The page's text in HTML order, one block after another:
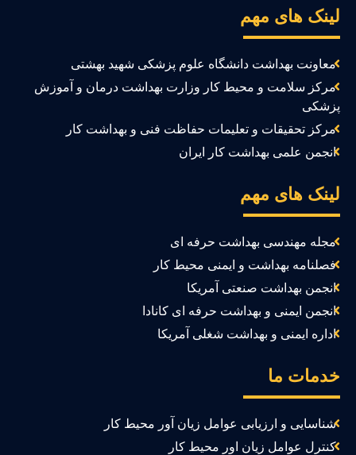
های مهم
معاونت بهداشت دانشگاه علوم پزشکی شهید بهشتی
مرکز سلامت و محیط کار وزارت بهداشت درمان و آموزش
مرکز تحقیقات و تعلیمات حفاظت فنی و بهداشت کار
انجمن علمی بهداشت کار ایران
های مهم
مجله مهندسی بهداشت حرفه ای
فصلنامه بهداشت و ایمنی محیط کار
انجمن بهداشت صنعتی آمریکا
انجمن ایمنی و بهداشت حرفه ای کانادا
اداره ایمنی و بهداشت شغلی آمریکا
ما
شناسایی و ارزیابی عوامل زیان آور محیط کار
کنترل عوامل زیان اور محیط کار